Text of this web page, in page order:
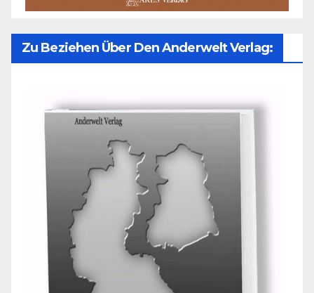
Zu Beziehen Über Den Anderwelt Verlag: